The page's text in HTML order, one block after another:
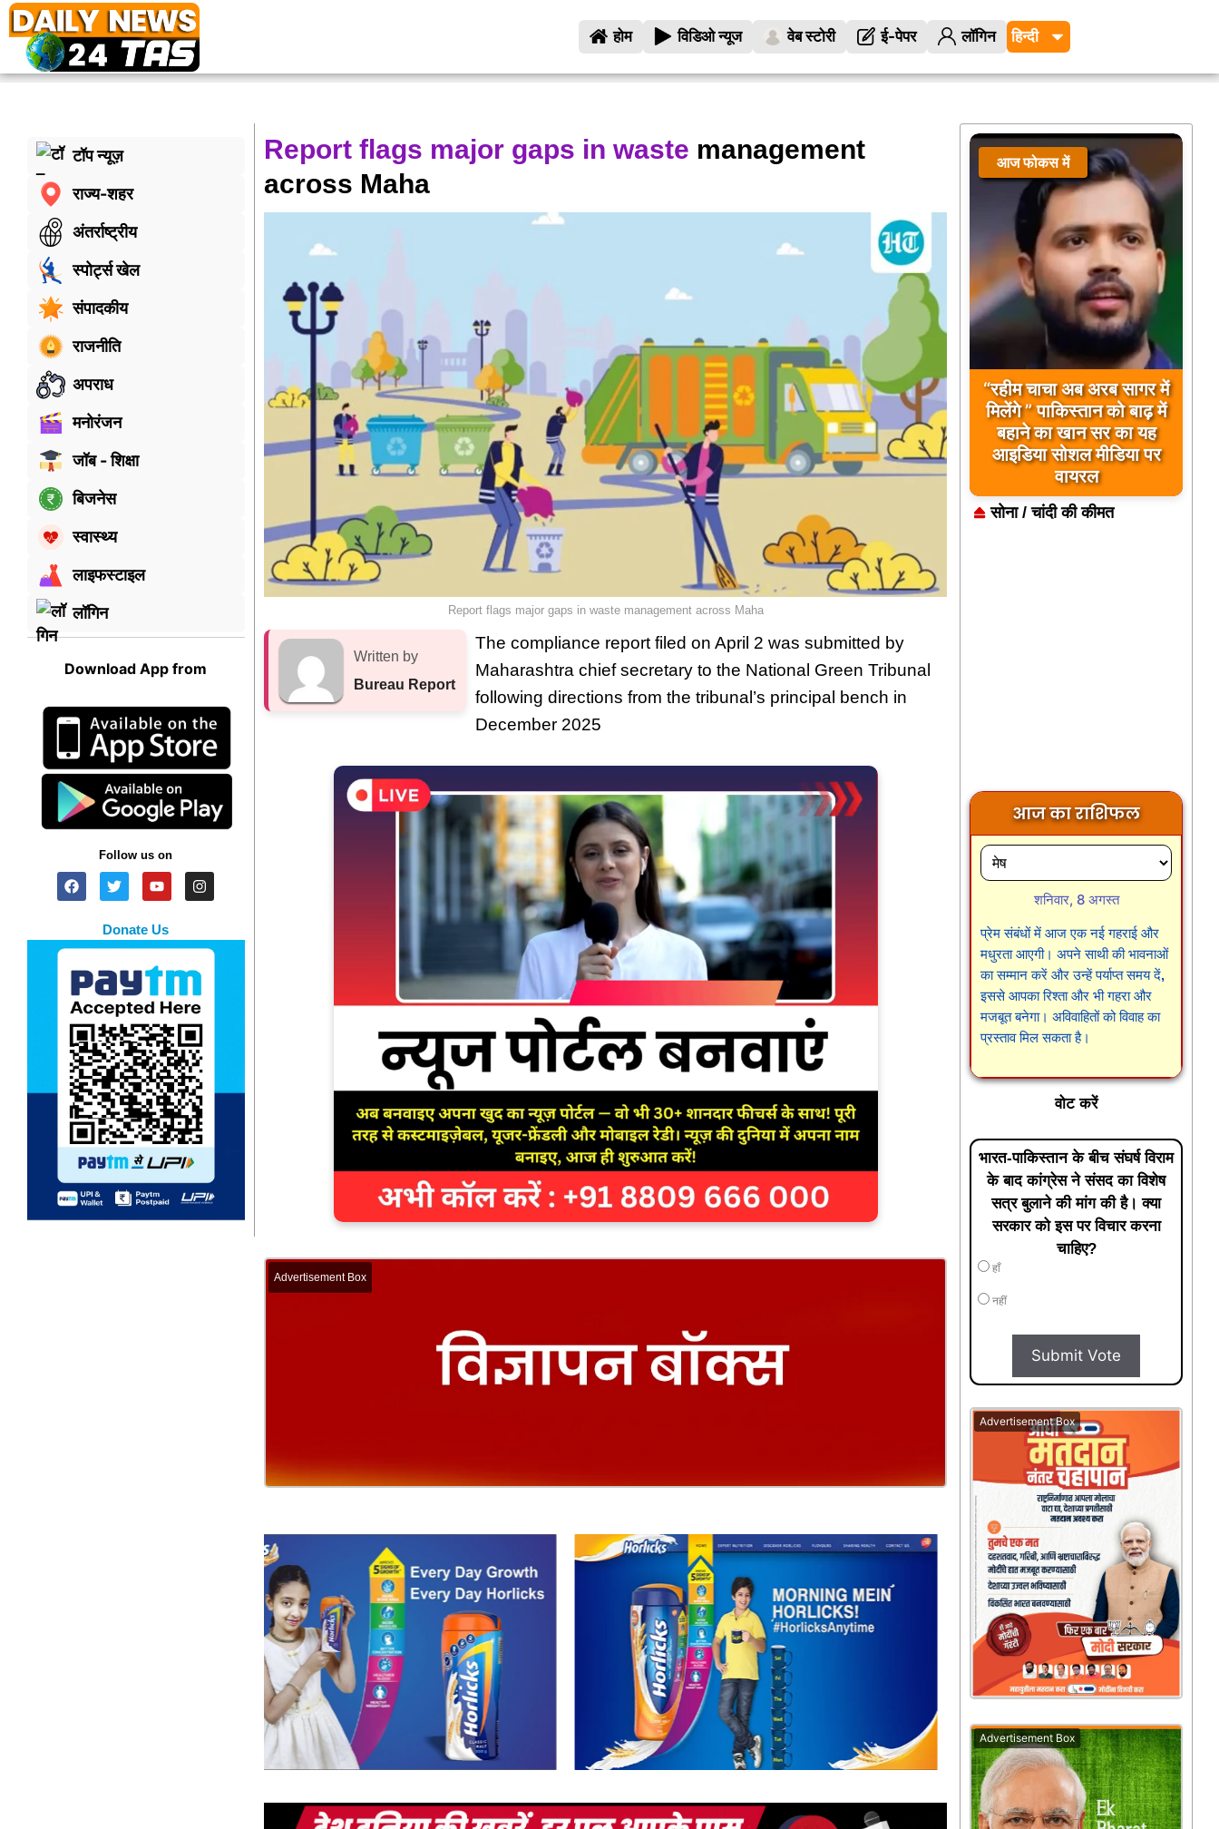
होम विडिओ न्यूज वेब स्टोरी ई-पेपर लॉगिन
टॉप न्यूज़
राज्य-शहर
अंतर्राष्ट्रीय
स्पोर्ट्स खेल
संपादकीय
राजनीति
अपराध
मनोरंजन
जॉब - शिक्षा
बिजनेस
स्वास्थ्य
लाइफस्टाइल
लॉगिन
Download App from
Follow us on
Donate Us
Report flags major gaps in waste management
across Maha
Report flags major gaps in waste management across Maha
Written by
Bureau Report
The compliance report filed on April 2 was submitted by
Maharashtra chief secretary to the National Green Tribunal
following directions from the tribunal’s principal bench in
December 2025
Advertisement Box
आज फोकस में
“रहीम चाचा अब अरब सागर में
मिलेंगे ” पाकिस्तान को बाढ़ में
बहाने का खान सर का यह
आइडिया सोशल मीडिया पर
वायरल
सोना / चांदी की कीमत
आज का राशिफल
शनिवार, 8 अगस्त
प्रेम संबंधों में आज एक नई गहराई और
मधुरता आएगी। अपने साथी की भावनाओं
का सम्मान करें और उन्हें पर्याप्त समय दें,
इससे आपका रिश्ता और भी गहरा और
मजबूत बनेगा। अविवाहितों को विवाह का
प्रस्ताव मिल सकता है।
वोट करें
भारत-पाकिस्तान के बीच संघर्ष विराम
के बाद कांग्रेस ने संसद का विशेष
सत्र बुलाने की मांग की है। क्या
सरकार को इस पर विचार करना
चाहिए?
हाँ
नहीं
Submit Vote
Advertisement Box
Advertisement Box